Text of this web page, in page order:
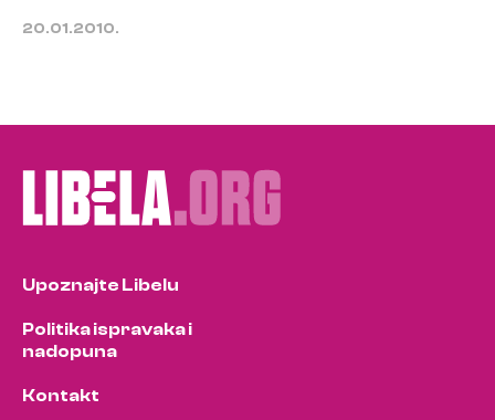
20.01.2010.
Upoznajte Libelu
Politika ispravaka i
nadopuna
Kontakt